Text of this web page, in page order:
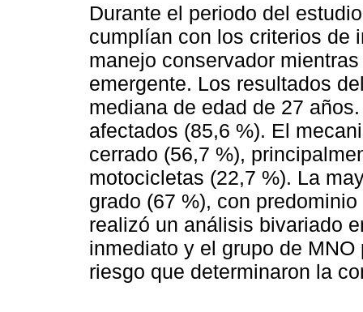
Durante el periodo del
cumplían con los criterios de
manejo conservador
emergente. Los resultados
mediana de edad de 27
afectados (85,6 %). El
cerrado (56,7 %),
motocicletas (22,7 %). La
grado (67 %), con
realizó un análisis bivariado
inmediato y el grupo de
riesgo que determinaron la